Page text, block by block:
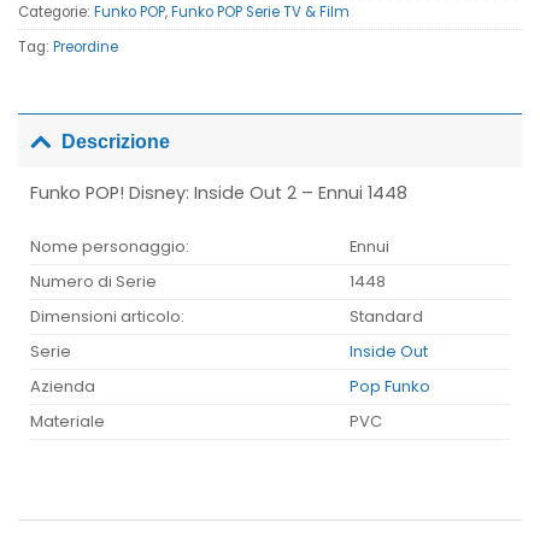
Categorie: Funko POP,Funko POP Serie TV & Film
Tag: Preordine
Descrizione
Funko POP! Disney: Inside Out 2 – Ennui 1448
Nome personaggio:
Ennui
Numero di Serie
1448
Dimensioni articolo:
Standard
Serie
Inside Out
Azienda
Pop Funko
Materiale
PVC